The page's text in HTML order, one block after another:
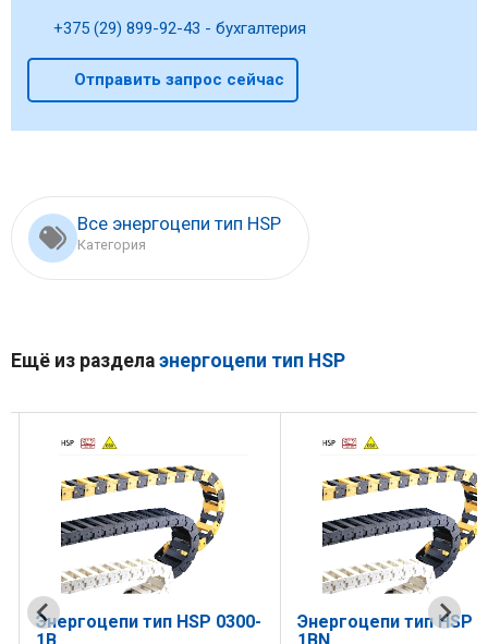
+375 (29) 899-92-43 - бухгалтерия
Отправить запрос сейчас
Все энергоцепи тип HSP
Категория
Ещё из раздела энергоцепи тип HSP
Энергоцепи тип HSP 0300-
Энергоцепи тип HSP